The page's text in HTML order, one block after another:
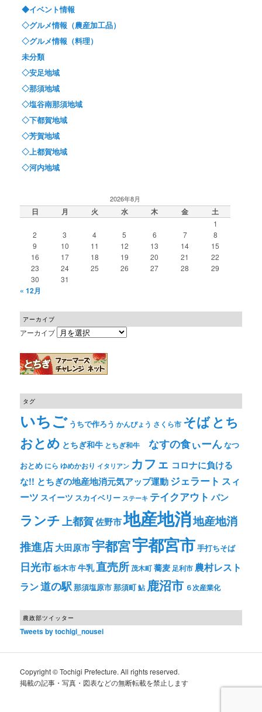
◆イベント情報
◇グルメ情報（農産加工品）
◇グルメ情報（料理）
未分類
◇安足地域
◇那須地域
◇塩谷南那須地域
◇下都賀地域
◇芳賀地域
◇上都賀地域
◇河内地域
2026年8月
日 月 火 水 木 金 土
1
2
3 4 5 6 7
8
9
10 11 12 13 14
15
16
17 18 19 20 21
22
23
24 25 26 27 28
29
30
31
« 12月
アーカイブ
アーカイブ
タグ
いちご うちで作ろう かんぴょう さくら市 そばとち
おとめ とちぎ和牛 とちぎ和牛 なすの食ぃーんなつ
おとめ にら ゆめかおり イタリアン カフェ コロナに負ける
な!! とちぎの地産地消元気アップ運動ジェラート スィ
ーツ スイーツ スカイベリー ステーキ テイクアウト パン
ランチ上都賀佐野市地産地消地産地消
推進店大田原市宇都宮宇都宮市手打ちそば
日光市栃木市牛乳直売所 茂木町蕎麦 足利市 農村レスト
ラン道の駅那須塩原市那須町鮎 鹿沼市 ６次産業化
農政部ツイッター
Tweets by tochigi_nousei
Copyright © Tochigi Prefecture. All rights reserved.
掲載の記事・写真・図表などの無断転載を禁止します